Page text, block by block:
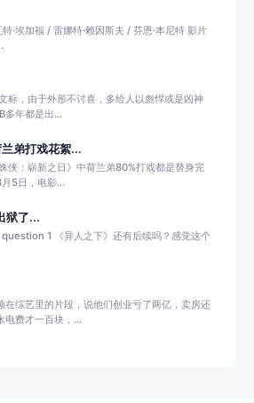
·埃加福 / 雷娜特·赖因斯夫 / 芬恩·本尼特 影片
标，由于外形不讨喜，多给人以彪悍或是凶神
多年都是出...
兰弟打戏花絮...
侠：崭新之日》中荷兰弟80%打戏都是替身完
5日，电影...
狱了...
question 1 《异人之下》还有后续吗？感觉这个
在综艺里的片段，说他们创业亏了两亿，卖房还
电费才一百块，...